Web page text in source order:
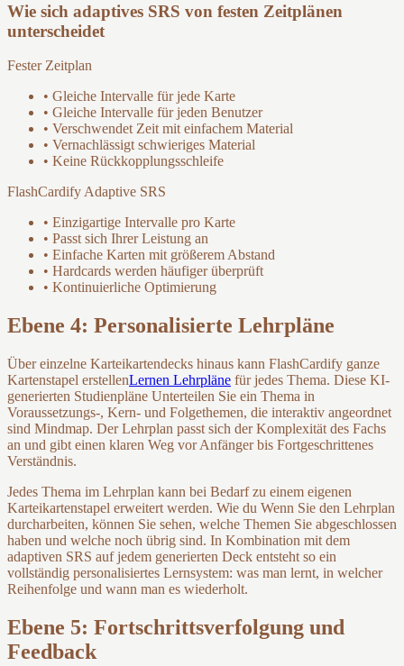
Wie sich adaptives SRS von festen Zeitplänen
unterscheidet
Fester Zeitplan
• Gleiche Intervalle für jede Karte
• Gleiche Intervalle für jeden Benutzer
• Verschwendet Zeit mit einfachem Material
• Vernachlässigt schwieriges Material
• Keine Rückkopplungsschleife
FlashCardify Adaptive SRS
• Einzigartige Intervalle pro Karte
• Passt sich Ihrer Leistung an
• Einfache Karten mit größerem Abstand
• Hardcards werden häufiger überprüft
• Kontinuierliche Optimierung
Ebene 4: Personalisierte Lehrpläne
Über einzelne Karteikartendecks hinaus kann FlashCardify ganze
Kartenstapel erstellenLernen Lehrpläne für jedes Thema. Diese KI-
generierten Studienpläne Unterteilen Sie ein Thema in
Voraussetzungs-, Kern- und Folgethemen, die interaktiv angeordnet
sind Mindmap. Der Lehrplan passt sich der Komplexität des Fachs
an und gibt einen klaren Weg vor Anfänger bis Fortgeschrittenes
Verständnis.
Jedes Thema im Lehrplan kann bei Bedarf zu einem eigenen
Karteikartenstapel erweitert werden. Wie du Wenn Sie den Lehrplan
durcharbeiten, können Sie sehen, welche Themen Sie abgeschlossen
haben und welche noch übrig sind. In Kombination mit dem
adaptiven SRS auf jedem generierten Deck entsteht so ein
vollständig personalisiertes Lernsystem: was man lernt, in welcher
Reihenfolge und wann man es wiederholt.
Ebene 5: Fortschrittsverfolgung und
Feedback